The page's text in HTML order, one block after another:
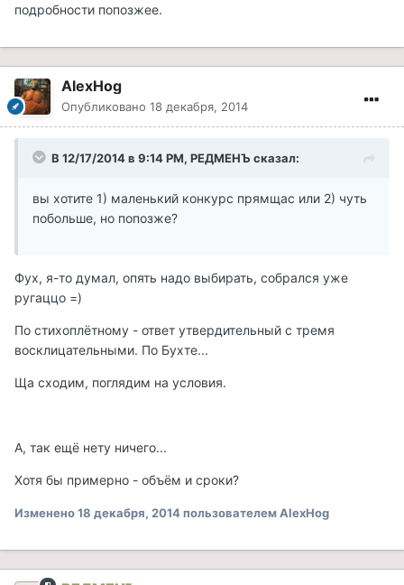
подробности попозжее.
AlexHog
Опубликовано 18 декабря, 2014
В 12/17/2014 в 9:14 PM, РЕДМЕНЪ сказал:
вы хотите 1) маленький конкурс прямщас или 2) чуть
побольше, но попозже?
Фух, я-то думал, опять надо выбирать, собрался уже
ругаццо =)
По стихоплётному - ответ утвердительный с тремя
восклицательными. По Бухте...
Ща сходим, поглядим на условия.
А, так ещё нету ничего...
Хотя бы примерно - объём и сроки?
Изменено18 декабря, 2014пользователем AlexHog